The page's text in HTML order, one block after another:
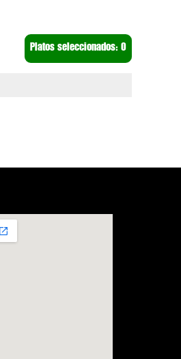
Platos seleccionados: 0